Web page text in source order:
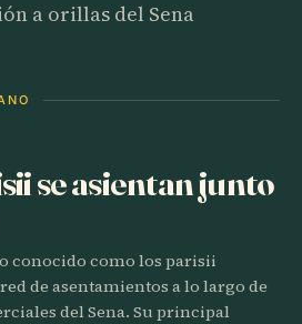
a orillas del Sena
se asientan junto
conocido como los parisii
de asentamientos a lo largo de
del Sena. Su principal